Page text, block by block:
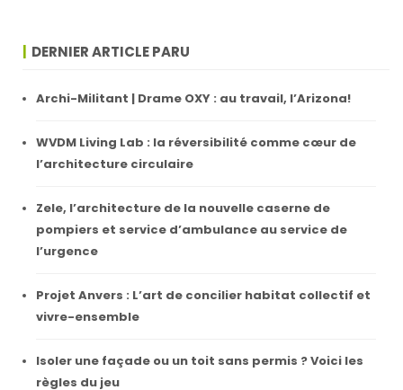
DERNIER ARTICLE PARU
Archi-Militant | Drame OXY : au travail, l’Arizona!
WVDM Living Lab : la réversibilité comme cœur de
l’architecture circulaire
Zele, l’architecture de la nouvelle caserne de
pompiers et service d’ambulance au service de
l’urgence
Projet Anvers : L’art de concilier habitat collectif et
vivre-ensemble
Isoler une façade ou un toit sans permis ? Voici les
règles du jeu